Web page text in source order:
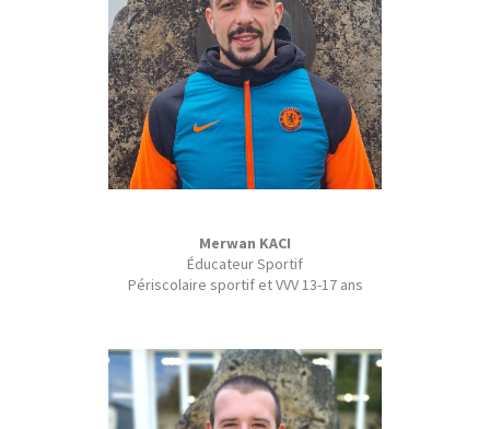
Merwan KACI
Éducateur Sportif
Périscolaire sportif et VVV 13-17 ans